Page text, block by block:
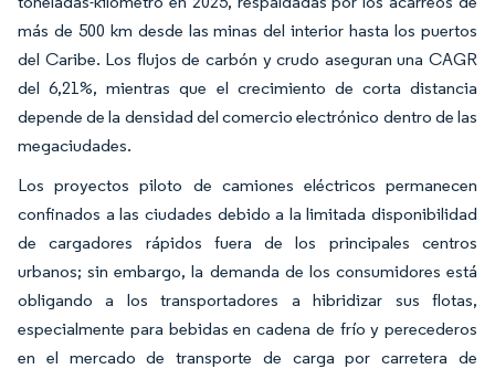
más de 500 km desde las minas del interior hasta los puertos
del Caribe. Los flujos de carbón y crudo aseguran una CAGR
del 6,21%, mientras que el crecimiento de corta distancia
depende de la densidad del comercio electrónico dentro de las
megaciudades.
Los proyectos piloto de camiones eléctricos permanecen
confinados a las ciudades debido a la limitada disponibilidad
de cargadores rápidos fuera de los principales centros
urbanos; sin embargo, la demanda de los consumidores está
obligando a los transportadores a hibridizar sus flotas,
especialmente para bebidas en cadena de frío y perecederos
en el mercado de transporte de carga por carretera de